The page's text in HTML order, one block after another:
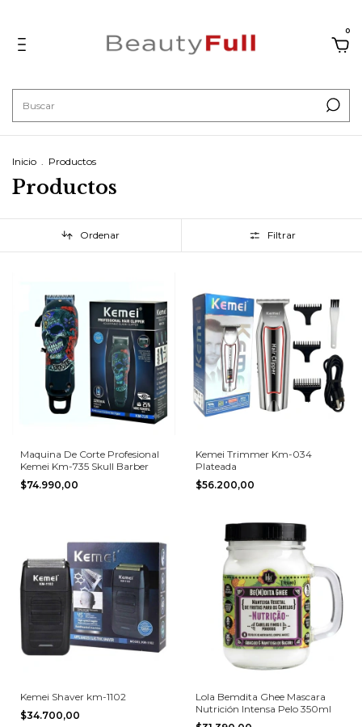
0
Inicio . Productos
Productos
Ordenar Filtrar
Maquina De Corte Profesional
Kemei Km-735 Skull Barber
$74.990,00
Kemei Trimmer Km-034
Plateada
$56.200,00
Kemei Shaver km-1102
$34.700,00
Lola Bemdita Ghee Mascara
Nutrición Intensa Pelo 350ml